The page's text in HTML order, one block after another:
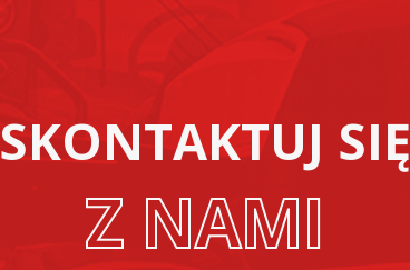
SKONTAKTUJ SIĘ
Z NAMI